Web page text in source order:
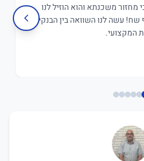
מחזור משכנתא והוא הוזיל לנו
הקיימת 200 אלף שח! עשה לנו השוואה בין הבנקים,
המקצועי.